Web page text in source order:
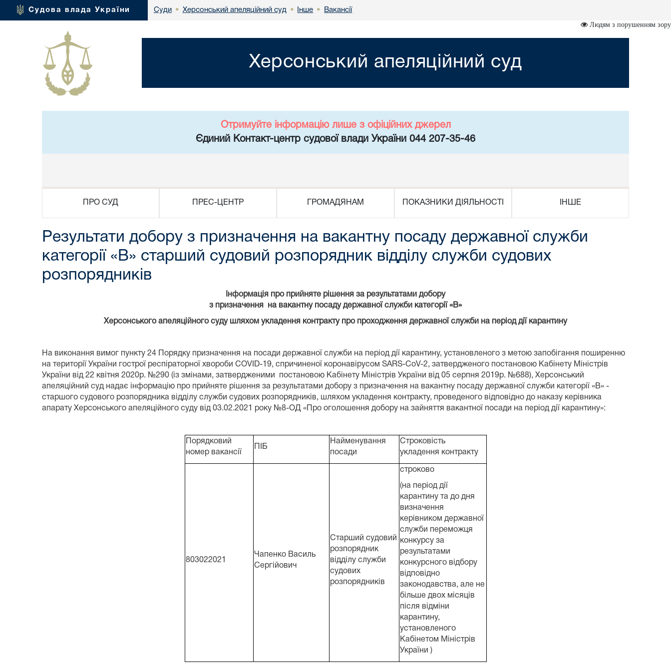
Судова влада України Суди • Херсонський апеляційний суд • Інше • Вакансії
Людям з порушенням зору
Херсонський апеляційний суд
Отримуйте інформацію лише з офіційних джерел
Єдиний Контакт-центр судової влади України 044 207-35-46
ПРО СУД ПРЕС-ЦЕНТР ГРОМАДЯНАМ ПОКАЗНИКИ ДІЯЛЬНОСТІ ІНШЕ
Результати добору з призначення на вакантну посаду державної служби
категорії «В» старший судовий розпорядник відділу служби судових
розпорядників
Інформація про прийняте рішення за результатами добору
з призначення на вакантну посаду державної служби категорії «В»
Херсонського апеляційного суду шляхом укладення контракту про проходження державної служби на період дії карантину
На виконання вимог пункту 24 Порядку призначення на посади державної служби на період дії карантину, установленого з метою запобігання поширенню
на території України гострої респіраторної хвороби COVID-19, спричиненої коронавірусом SARS-CoV-2, затвердженого постановою Кабінету Міністрів
України від 22 квітня 2020р. №290 (із змінами, затвердженими постановою Кабінету Міністрів України від 05 серпня 2019р. №688), Херсонський
апеляційний суд надає інформацію про прийняте рішення за результатами добору з призначення на вакантну посаду державної служби категорії «В» -
старшого судового розпорядника відділу служби судових розпорядників, шляхом укладення контракту, проведеного відповідно до наказу керівника
апарату Херсонського апеляційного суду від 03.02.2021 року №8-ОД «Про оголошення добору на зайняття вакантної посади на період дії карантину»:
Порядковий
номер вакансії
ПІБ
Найменування
посади
Строковість
укладення контракту
803022021
Чапенко Василь
Сергійович
Старший судовий
розпорядник
відділу служби
судових
розпорядників
cтроково
(на період дії
карантину та до дня
визначення
керівником державної
служби переможця
конкурсу за
результатами
конкурсного відбору
відповідно
законодавства, але не
більше двох місяців
після відміни
карантину,
установленого
Кабінетом Міністрів
України )